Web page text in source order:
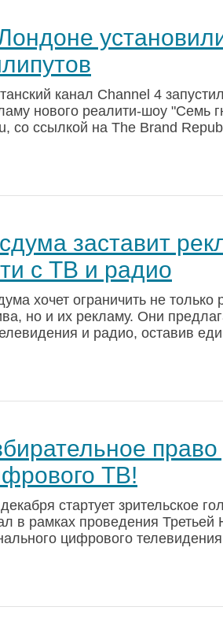
канал Channel 4
нового реалити-шоу "Семь
со ссылкой на The Brand
заставит
с ТВ и радио
хочет ограничить не
но и их рекламу. Они
и радио, оставив
ТВ!
стартует зрительское
в рамках проведения
цифрового